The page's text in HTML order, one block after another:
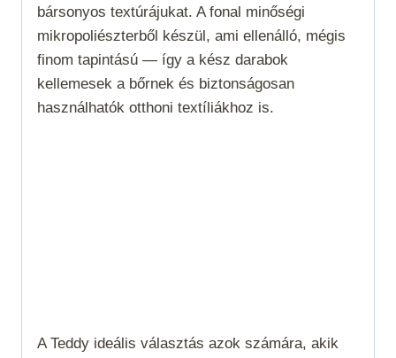
bársonyos textúrájukat. A fonal minőségi
mikropoliészterből készül, ami ellenálló, mégis
finom tapintású — így a kész darabok
kellemesek a bőrnek és biztonságosan
használhatók otthoni textíliákhoz is.
A Teddy ideális választás azok számára, akik